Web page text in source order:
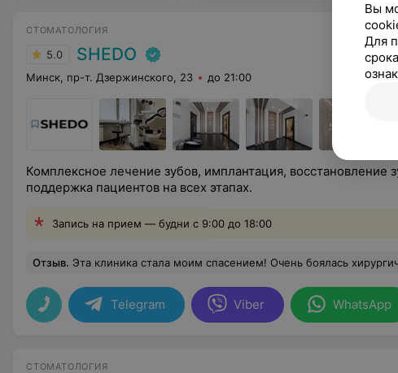
СТОМАТОЛОГИЯ
5.0 SHEDO
Минск, пр-т. Дзержинского, 23 до 21:00
Комплексное лечение зубов, имплантация, восстановление
поддержка пациентов на всех этапах.
Запись на прием — будни с 9:00 до 18:00
Отзыв. Эта клиника стала моим спасением! Очень боялась хирургической части, но доктор Владимир Леонидович все сделал очень профессионально, подробно объяснил как вести себя в послеоперационном периоде. Обсалютно безболезненны были все манипуляции! Огромное спасибо Антону Павловичу за профессионализм, за то, что я смогла преодолеть этот
Telegram Viber WhatsApp
СТОМАТОЛОГИЯ
Вы
Для